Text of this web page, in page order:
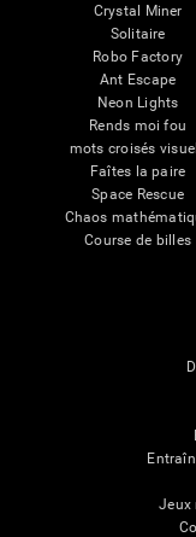
Crystal Miner
Solitaire
Robo Factory
Ant Escape
Neon Lights
Rends moi fou
mots croisés
Faîtes la paire
Space Rescue
Chaos
Course de billes
Jeux